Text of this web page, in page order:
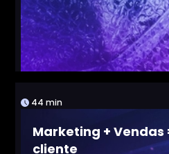
44 min
Marketing + Vendas
cliente